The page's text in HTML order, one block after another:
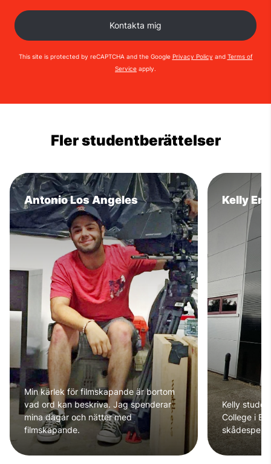
This site is protected by reCAPTCHA and the Google Privacy Policy and Terms of
Service apply.
Fler studentberättelser
Antonio Los Angeles
Min kärlek för filmskapande är bortom
vad ord kan beskriva. Jag spenderar
mina dagar och nätter med
filmskapande.
Kelly
Kelly
College i